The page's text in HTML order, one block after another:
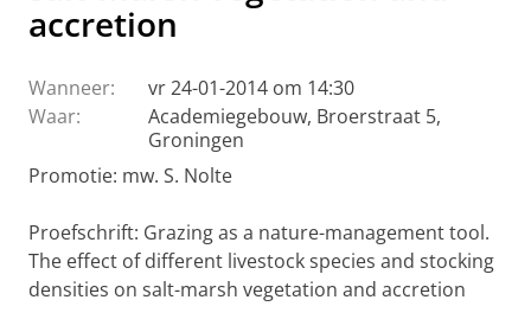
accretion
Wanneer:
vr 24-01-2014 om 14:30
Waar:
Academiegebouw, Broerstraat 5,
Groningen
Promotie: mw. S. Nolte
Proefschrift: Grazing as a nature-management tool.
The effect of different livestock species and stocking
densities on salt-marsh vegetation and accretion